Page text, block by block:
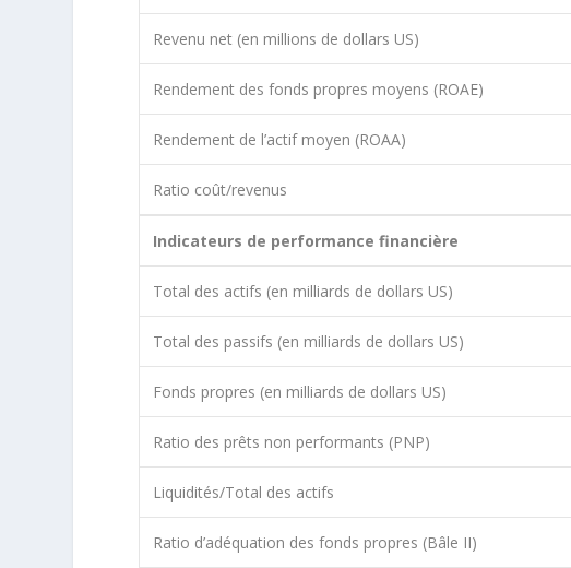
Revenu net (en millions de dollars US)
Rendement des fonds propres moyens (ROAE)
Rendement de l’actif moyen (ROAA)
Ratio coût/revenus
Indicateurs de performance financière
Total des actifs (en milliards de dollars US)
Total des passifs (en milliards de dollars US)
Fonds propres (en milliards de dollars US)
Ratio des prêts non performants (PNP)
Liquidités/Total des actifs
Ratio d’adéquation des fonds propres (Bâle II)